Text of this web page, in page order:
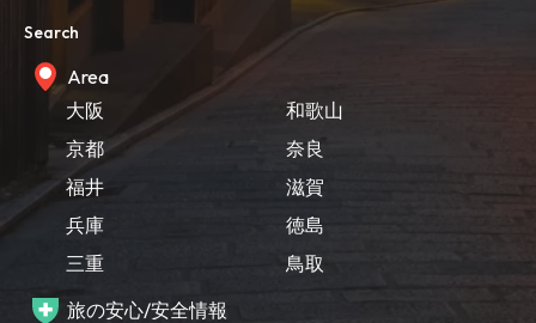
Search
Area
大阪
京都
福井
兵庫
三重
和歌山
奈良
滋賀
徳島
鳥取
旅の安心/安全情報